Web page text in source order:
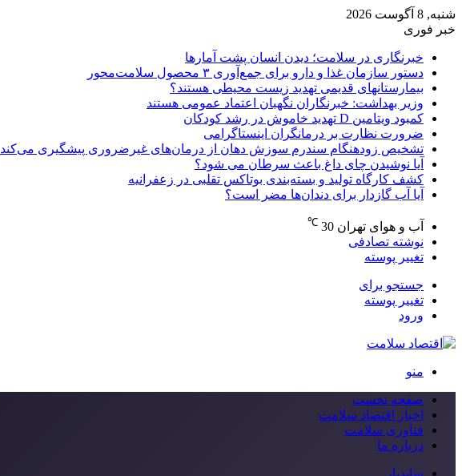
شنبه, 8 آگوست 2026
خبر فوری
خبرنگاری در سلامت؛ دیدن انسان پشت آمارها
دستور سازمان غذا و دارو برای جمع‌آوری ۳ محصول سلامت‌محور
بیمارستانهای قدیمی تهدید زیست محیطی هستند؟
وزیر بهداشت: خبرنگاران نگهبان اعتماد عمومی هستند
کمبود ویتامین D تهدید خاموش در رشد کودکان
ضرورت نظارت بر درمانگران اینستاگرامی
تشخیص زودهنگام سندرم سوزش دهان از درمان‌های غیرضروری پیشگیری می‌کند
آیا نوشیدن چای داغ باعث سرطان می شود؟
کشف کارگاه تولید و بسته‌بندی بوتاکس تقلبی در زعفرانیه
آیا آب گازدار برای دندان‌ها مضر است؟
آب و هوای تهران 30
℃
نوشته تصادفی
تغییر پوسته
جستجو برای
تغییر پوسته
ورود
منو
صفحه نخست
اخبار اقتصاد سلامت
فناوری سلامت
درباره ما